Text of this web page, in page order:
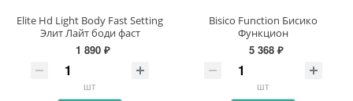
Elite Hd Light Body Fast Setting
Элит Лайт боди фаст
1 890 ₽
шт
Bisico Function Бисико
Функцион
5 368 ₽
шт